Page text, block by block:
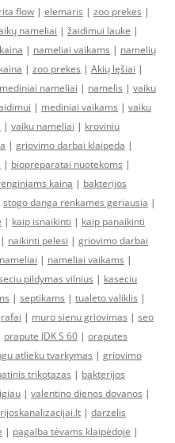
flow | elemaris | zoo prekes |
nameliai | žaidimui lauke |
| nameliai vaikams | namelių
| zoo prekes | Akių lęšiai |
mediniai nameliai | namelis | vaiku
| mediniai vaikams | vaiku
| vaiku nameliai | kroviniu
| griovimo darbai klaipeda |
| biopreparatai nuotekoms |
kaina | bakterijos
stogo danga renkames geriausia |
| kaip isnaikinti | kaip panaikinti
| naikinti pelesi | griovimo darbai
| nameliai vaikams |
pildymas vilnius | kaseciu
| septikams | tualeto valiklis |
| muro sienu griovimas | seo
orapute JDK S 60 | oraputes
atlieku tvarkymas | griovimo
trikotazas | bakterijos
| valentino dienos dovanos |
| darzelis
| pagalba tėvams klaipėdoje |